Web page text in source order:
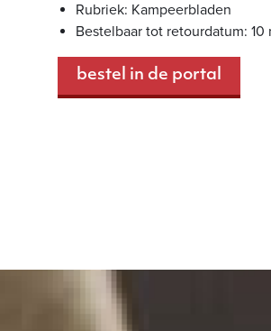
Rubriek: Kampeerbladen
Bestelbaar tot retourdatum:
bestel in de portal